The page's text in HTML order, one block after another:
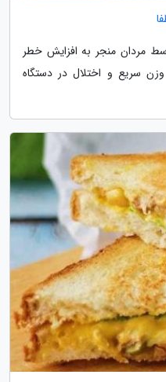
مردان منجر به افزایش خطر
سریع و اختلال در دستگاه